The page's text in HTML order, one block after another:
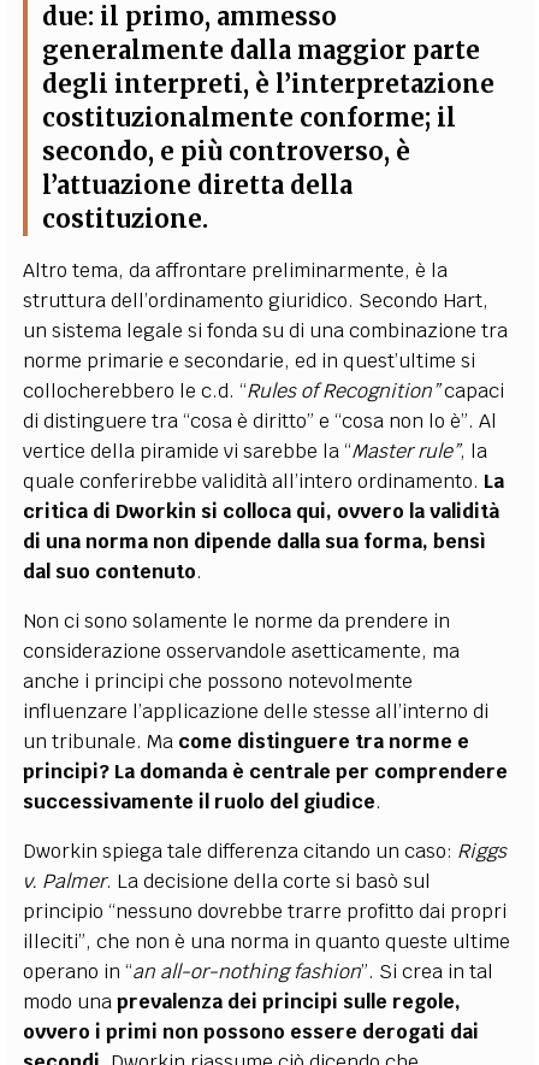
due: il primo, ammesso
generalmente dalla maggior parte
degli interpreti, è l’interpretazione
costituzionalmente conforme; il
secondo, e più controverso, è
l’attuazione diretta della
costituzione.
Altro tema, da affrontare preliminarmente, è la
struttura dell’ordinamento giuridico. Secondo Hart,
un sistema legale si fonda su di una combinazione tra
norme primarie e secondarie, ed in quest’ultime si
collocherebbero le c.d. “Rules of Recognition”capaci
di distinguere tra “cosa è diritto” e “cosa non lo è”. Al
vertice della piramide vi sarebbe la “Master rule”, la
quale conferirebbe validità all’intero ordinamento. La
critica di Dworkin si colloca qui, ovvero la validità
di una norma non dipende dalla sua forma, bensì
dal suo contenuto.
Non ci sono solamente le norme da prendere in
considerazione osservandole asetticamente, ma
anche i principi che possono notevolmente
influenzare l’applicazione delle stesse all’interno di
un tribunale. Ma come distinguere tra norme e
principi? La domanda è centrale per comprendere
successivamente il ruolo del giudice.
Dworkin spiega tale differenza citando un caso: Riggs
v. Palmer. La decisione della corte si basò sul
principio “nessuno dovrebbe trarre profitto dai propri
illeciti”, che non è una norma in quanto queste ultime
operano in “an all-or-nothing fashion”. Si crea in tal
modo unaprevalenza dei principi sulle regole,
ovvero i primi non possono essere derogati dai